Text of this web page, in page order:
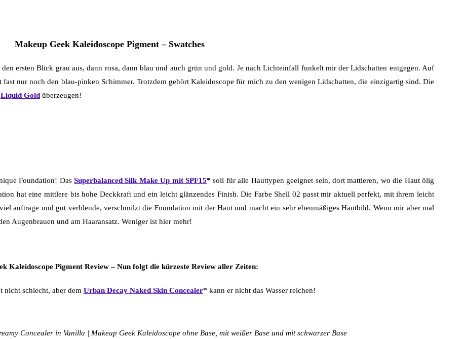
Makeup Geek Kaleidoscope Pigment – Swatches
den ersten Blick grau aus, dann rosa, dann blau und auch grün und gold. Je nach Lichteinfall funkelt mir der Lidschatten entgegen. Auf
nur noch den blau-pinken Schimmer. Trotzdem gehört Kaleidoscope für mich zu den wenigen Lidschatten, die einzigartig sind. Die
Liquid Gold überzeugen!
Foundation! Das Superbalanced Silk Make Up mit SPF15* soll für alle Hauttypen geeignet sein, dort mattieren, wo die Haut ölig
hat eine mittlere bis hohe Deckkraft und ein leicht glänzendes Finish. Die Farbe Shell 02 passt mir aktuell perfekt, mit ihrem leicht
auftrage und gut verblende, verschmilzt die Foundation mit der Haut und macht ein sehr ebenmäßiges Hautbild. Wenn mir aber mal
Augenbrauen und am Haaransatz. Weniger ist hier mehr!
Kaleidoscope Pigment Review – Nun folgt die kürzeste Review aller Zeiten:
nicht schlecht, aber dem Urban Decay Naked Skin Concealer* kann er nicht das Wasser reichen!
Concealer in Vanilla | Makeup Geek Kaleidoscope ohne Base, mit weißer Base und mit schwarzer Base